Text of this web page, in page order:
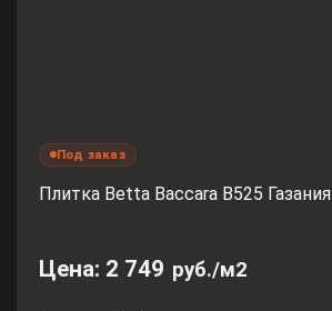
Под заказ
Плитка Betta Baccara B525 Газания
Цена: 2 749 руб./м2